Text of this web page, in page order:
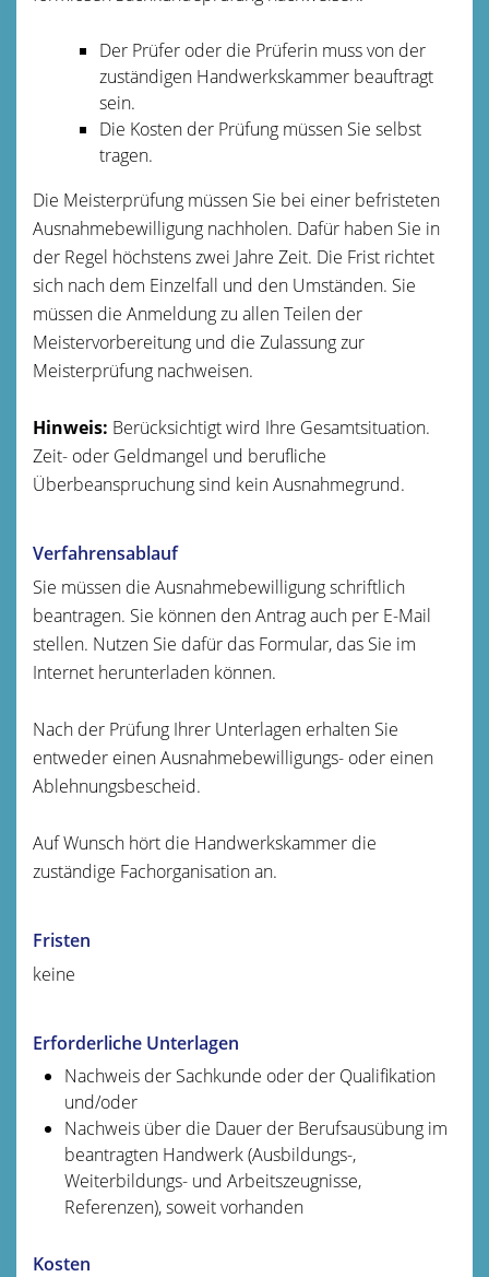
Der Prüfer oder die Prüferin muss von der
zuständigen Handwerkskammer beauftragt
sein.
Die Kosten der Prüfung müssen Sie selbst
tragen.
Die Meisterprüfung müssen Sie bei einer befristeten
Ausnahmebewilligung nachholen. Dafür haben Sie in
der Regel höchstens zwei Jahre Zeit. Die Frist richtet
sich nach dem Einzelfall und den Umständen. Sie
müssen die Anmeldung zu allen Teilen der
Meistervorbereitung und die Zulassung zur
Meisterprüfung nachweisen.
Hinweis: Berücksichtigt wird Ihre Gesamtsituation.
Zeit- oder Geldmangel und berufliche
Überbeanspruchung sind kein Ausnahmegrund.
Verfahrensablauf
Sie müssen die Ausnahmebewilligung schriftlich
beantragen. Sie können den Antrag auch per E-Mail
stellen. Nutzen Sie dafür das Formular, das Sie im
Internet herunterladen können.
Nach der Prüfung Ihrer Unterlagen erhalten Sie
entweder einen Ausnahmebewilligungs- oder einen
Ablehnungsbescheid.
Auf Wunsch hört die Handwerkskammer die
zuständige Fachorganisation an.
Fristen
keine
Erforderliche Unterlagen
Nachweis der Sachkunde oder der Qualifikation
und/oder
Nachweis über die Dauer der Berufsausübung im
beantragten Handwerk (Ausbildungs-,
Weiterbildungs- und Arbeitszeugnisse,
Referenzen), soweit vorhanden
Kosten